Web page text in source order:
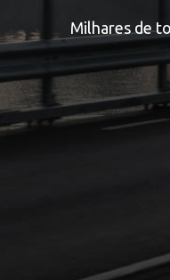
Milhares de